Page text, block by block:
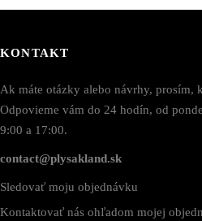
KONTAKT
Ak máte otázky alebo návrhy, prosím,
Odpovieme vám do 24 hodín, od
9:00 a 17:00.
contact@plysakland.sk
Sledovať moju objednávku
Kontaktovať nás ohľadom mojej